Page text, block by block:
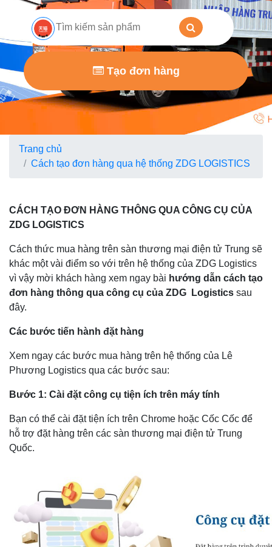
D
Tạo đơn hàng
Trang chủ
Cách tạo đơn hàng qua hệ thống ZDG LOGISTICS
CÁCH TẠO ĐƠN HÀNG THÔNG QUA CÔNG CỤ CỦA
ZDG LOGISTICS
Cách thức mua hàng trên sàn thương mại điện tử Trung sẽ
khác một vài điểm so với trên hệ thống của ZDG Logistics
vì vậy mời khách hàng xem ngay bài hướng dẫn cách tạo
đơn hàng thông qua công cụ của ZDG
Logistics sau
đây.
Các bước tiến hành đặt hàng
Xem ngay các bước mua hàng trên hệ thống của Lê
Phương Logistics qua các bước sau:
Bước 1: Cài đặt công cụ tiện ích trên máy tính
Bạn có thể cài đặt tiện ích trên Chrome hoặc Cốc Cốc để
hỗ trợ đặt hàng trên các sàn thương mại điện tử Trung
Quốc.